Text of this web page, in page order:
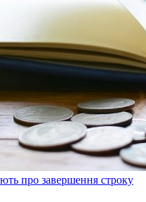
про завершення строку